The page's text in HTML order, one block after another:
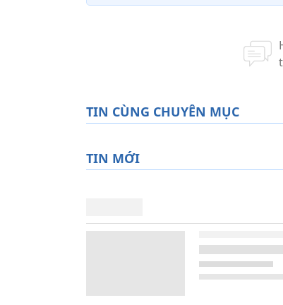
TIN CÙNG CHUYÊN MỤC
TIN MỚI